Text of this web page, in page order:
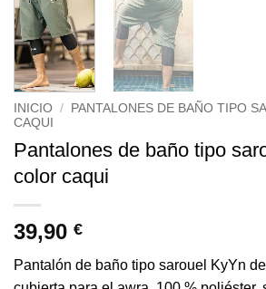
INICIO /
PANTALONES DE BAÑO TIPO
CAQUI
Pantalones de baño tipo
color caqui
39,90 €
Pantalón de baño tipo sarouel KyYn